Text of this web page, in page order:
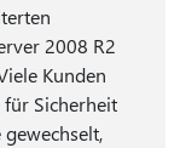
2008 R2
Kunden
für Sicherheit